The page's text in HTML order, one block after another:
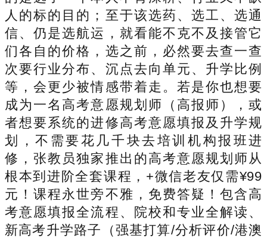
人的标的目的；至于该选药、选工、选通
信、仍是选航运，就看能不克不及接管它
们各自的价格，选之前，必然要去查一查
次要行业分布、沉点去向单元、升学比例
等，会更少被情感带着走。若是你也想要
成为一名高考意愿规划师（高报师），或
者想要系统的进修高考意愿填报及升学规
划，不需要花几千块去培训机构报班进
修，张教员独家推出的高考意愿规划师从
根本到进阶全套课程，+微信老友仅需¥99
元！课程永世旁不雅，免费答疑！包含高
考意愿填报全流程、院校和专业全解读、
新高考升学路子（强基打算/分析评价/港澳